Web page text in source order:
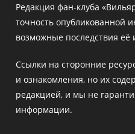
Редакция фан-клуба
точность опубликованной
возможные последствия её
Ссылки на сторонние
и ознакомления, но их
редакцией, и мы не
информации.